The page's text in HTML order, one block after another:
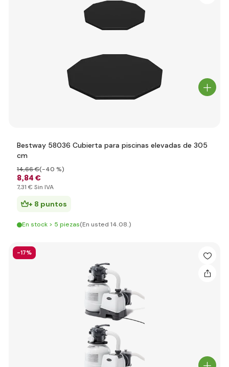
Bestway 58036 Cubierta para piscinas elevadas de 305
cm
8,84 €
14,66 €(-40 %)
7,31 € Sin IVA
+ 8 puntos
En stock > 5 piezas(En usted 14.08.)
-17%